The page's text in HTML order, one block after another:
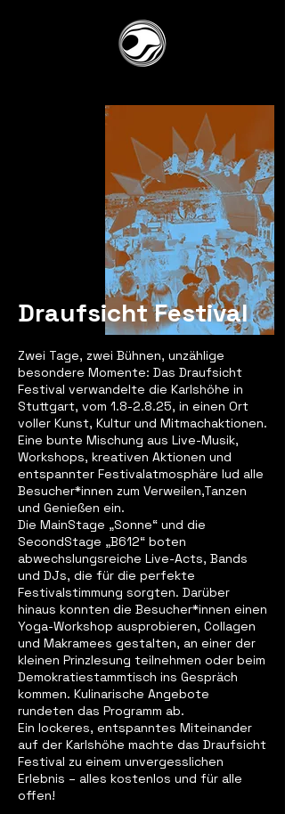
Draufsicht Festival
Zwei Tage, zwei Bühnen, unzählige
besondere Momente: Das Draufsicht
Festival verwandelte die Karlshöhe in
Stuttgart, vom 1.8-2.8.25, in einen Ort
voller Kunst, Kultur und Mitmachaktionen.
Eine bunte Mischung aus Live-Musik,
Workshops, kreativen Aktionen und
entspannter Festivalatmosphäre lud alle
Besucher*innen zum Verweilen,Tanzen
und Genießen ein.
Die MainStage „Sonne“ und die
SecondStage „B612“ boten
abwechslungsreiche Live-Acts, Bands
und DJs, die für die perfekte
Festivalstimmung sorgten. Darüber
hinaus konnten die Besucher*innen einen
Yoga-Workshop ausprobieren, Collagen
und Makramees gestalten, an einer der
kleinen Prinzlesung teilnehmen oder beim
Demokratiestammtisch ins Gespräch
kommen. Kulinarische Angebote
rundeten das Programm ab.
Ein lockeres, entspanntes Miteinander
auf der Karlshöhe machte das Draufsicht
Festival zu einem unvergesslichen
Erlebnis – alles kostenlos und für alle
offen!